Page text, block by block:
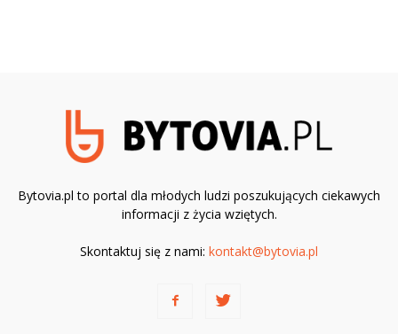
Bytovia.pl to portal dla młodych ludzi poszukujących ciekawych
informacji z życia wziętych.
Skontaktuj się z nami: kontakt@bytovia.pl